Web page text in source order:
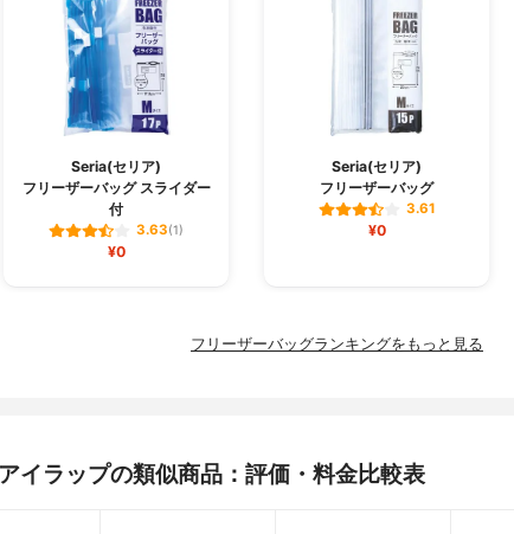
Seria(セリア)
フリーザーバッグ スライダー
付
3.63(1)
¥0
Seria(セリア)
フリーザーバッグ
3.61
¥0
フリーザーバッグランキングをもっと見る
イラップの類似商品：評価・料金比較表